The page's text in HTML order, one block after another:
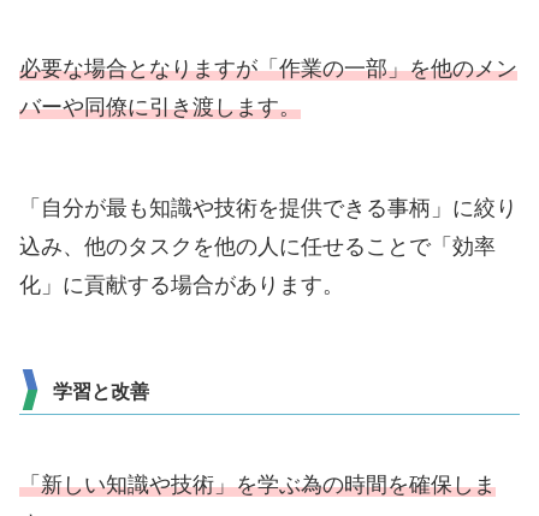
必要な場合となりますが「作業の一部」を他のメン
バーや同僚に引き渡します。
「自分が最も知識や技術を提供できる事柄」に絞り
込み、他のタスクを他の人に任せることで「効率
化」に貢献する場合があります。
学習と改善
「新しい知識や技術」を学ぶ為の時間を確保しま